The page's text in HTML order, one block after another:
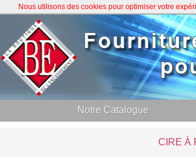
Notre Catalogue
CIRE À
Nous utilisons des cookies pour optimiser votre